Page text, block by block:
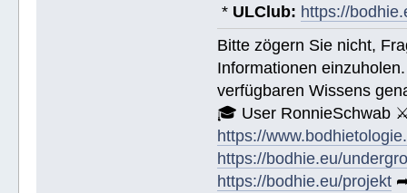
* ULClub: https://
Bitte zögern Sie nicht,
Informationen
verfügbaren Wissens
🎓 User RonnieSchwab
https://
https://bodhie.eu/
https://bodhie.eu/projekt